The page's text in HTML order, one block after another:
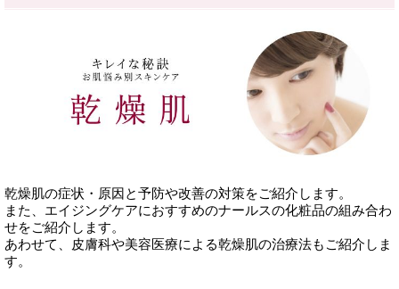
乾燥肌の症状・原因と予防や改善の対策をご紹介します。
また、エイジングケアにおすすめのナールスの化粧品の組み合わ
せをご紹介します。
あわせて、皮膚科や美容医療による乾燥肌の治療法もご紹介しま
す。